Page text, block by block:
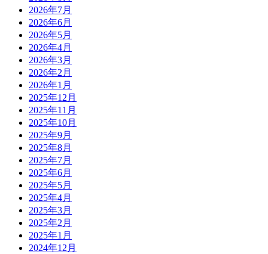
2026年7月
2026年6月
2026年5月
2026年4月
2026年3月
2026年2月
2026年1月
2025年12月
2025年11月
2025年10月
2025年9月
2025年8月
2025年7月
2025年6月
2025年5月
2025年4月
2025年3月
2025年2月
2025年1月
2024年12月